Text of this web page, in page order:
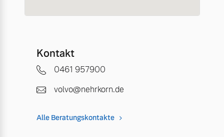
Kontakt
0461 957900
volvo@nehrkorn.de
Alle Beratungskontakte